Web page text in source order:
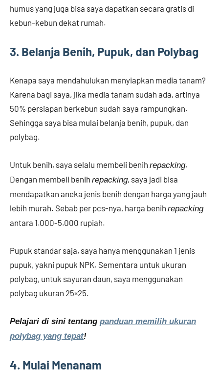
humus yang juga bisa saya dapatkan secara gratis di
kebun-kebun dekat rumah.
3. Belanja Benih, Pupuk, dan Polybag
Kenapa saya mendahulukan menyiapkan media tanam?
Karena bagi saya, jika media tanam sudah ada, artinya
50% persiapan berkebun sudah saya rampungkan.
Sehingga saya bisa mulai belanja benih, pupuk, dan
polybag.
Untuk benih, saya selalu membeli benih repacking.
Dengan membeli benih repacking, saya jadi bisa
mendapatkan aneka jenis benih dengan harga yang jauh
lebih murah. Sebab per pcs-nya, harga benih repacking
antara 1.000-5.000 rupiah.
Pupuk standar saja, saya hanya menggunakan 1 jenis
pupuk, yakni pupuk NPK. Sementara untuk ukuran
polybag, untuk sayuran daun, saya menggunakan
polybag ukuran 25×25.
Pelajari di sini tentang panduan memilih ukuran
polybag yang tepat!
4. Mulai Menanam